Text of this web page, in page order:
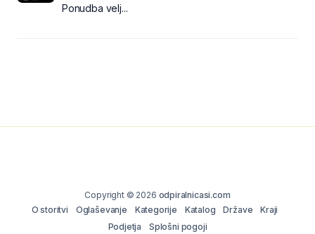
Ponudba velj...
Copyright © 2026 odpiralnicasi.com
O storitvi
Oglaševanje Kategorije Katalog Države
Kraji
Podjetja
Splošni pogoji